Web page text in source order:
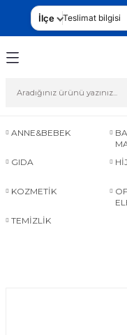
İlçe Teslimat bilgisi
ANNE&BEBEK
GIDA
KOZMETİK
TEMİZLİK